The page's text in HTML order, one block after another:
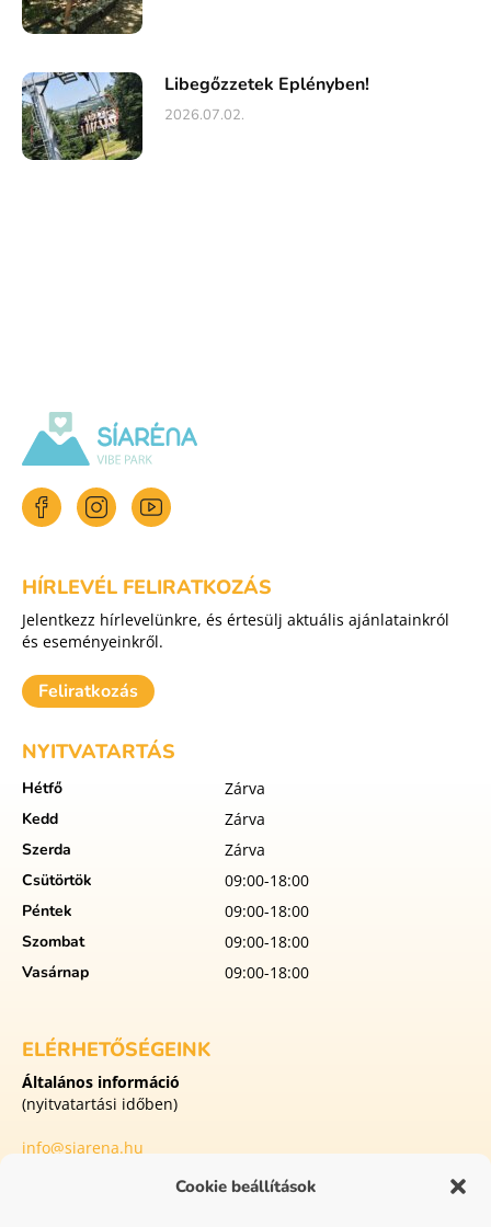
Cookie beállítások
Libegőzzetek Eplényben!
2026.07.02.
HÍRLEVÉL FELIRATKOZÁS
Jelentkezz hírlevelünkre, és értesülj aktuális ajánlatainkról
és eseményeinkről.
Feliratkozás
NYITVATARTÁS
Hétfő
Zárva
Kedd
Zárva
Szerda
Zárva
Csütörtök
09:00-18:00
Péntek
09:00-18:00
Szombat
09:00-18:00
Vasárnap
09:00-18:00
ELÉRHETŐSÉGEINK
Általános információ
(nyitvatartási időben)
info@siarena.hu